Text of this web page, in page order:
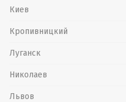
Киев
Кропивницкий
Луганск
Николаев
Львов